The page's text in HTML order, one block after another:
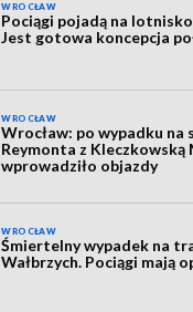
WROCŁAW
Pociągi pojadą na
Jest gotowa koncepcja
WROCŁAW
Wrocław: po wypadku na
Reymonta z Kleczkowską
wprowadziło objazdy
WROCŁAW
Śmiertelny wypadek na
Wałbrzych. Pociągi mają